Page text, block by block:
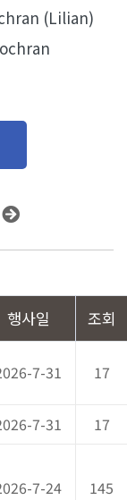
(Lilian)
행사일 조회
7-31 17
7-31 17
7-24 145